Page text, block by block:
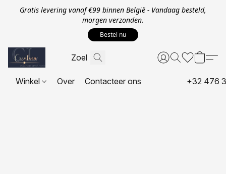
Gratis levering vanaf €99 binnen België - Vandaag besteld,
morgen verzonden.
Bestel nu
Winkel Over Contacteer ons +32 476